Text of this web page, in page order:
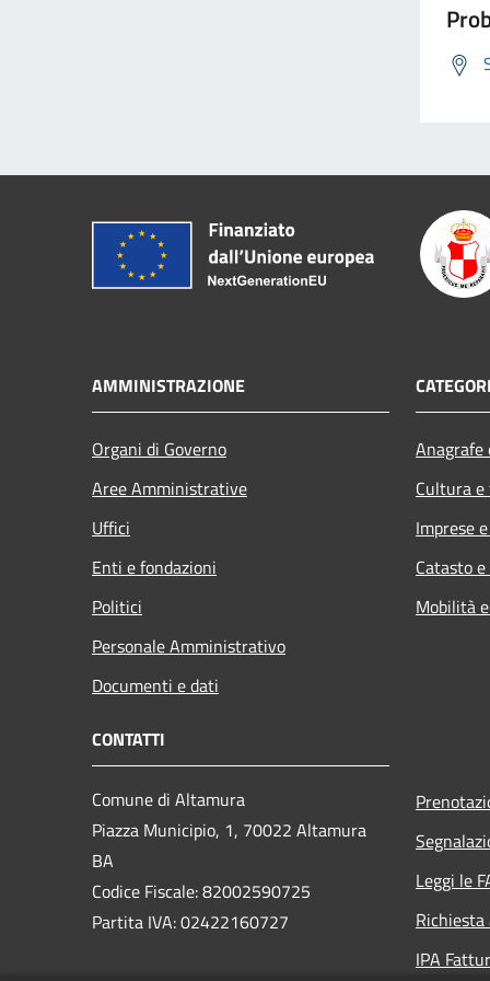
AMMINISTRAZIONE
Organi di Governo
Aree Amministrative
Uffici
Enti e fondazioni
Politici
Personale Amministrativo
Documenti e dati
Cultura
Imprese
Catasto
Mobilità
CONTATTI
Comune di Altamura
Piazza Municipio, 1, 70022 Altamura
BA
Codice Fiscale: 82002590725
Partita IVA: 02422160727
Leggi le
IPA